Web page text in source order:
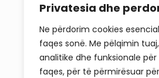
Privatesia dhe
Ne përdorim cookies
faqes sonë. Me pëlqimin
analitike dhe funksionale
faqes, për të përmirësuar